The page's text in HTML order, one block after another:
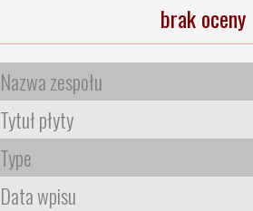
brak oceny
Nazwa zespołu
Tytuł płyty
Type
Data wpisu